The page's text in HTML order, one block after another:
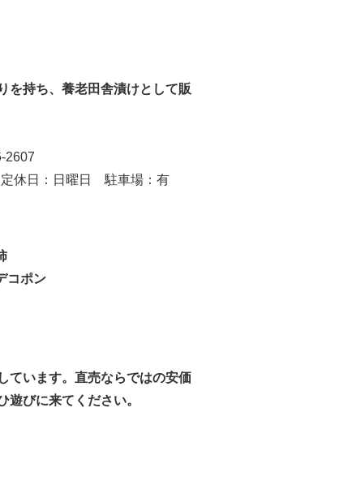
を持ち、養老田舎漬けとして販
2607
曜日 駐車場：有
柿
コポン
ています。直売ならではの安価
遊びに来てください。